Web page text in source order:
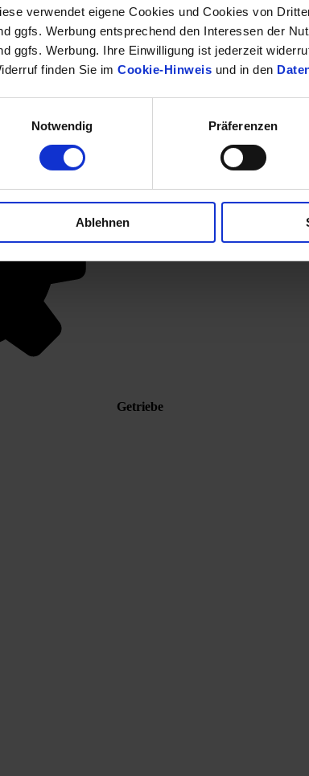
verwendet eigene Cookies und Cookies von
ggfs. Werbung entsprechend den Interessen der
ggfs. Werbung. Ihre Einwilligung ist jederzeit
finden Sie im Cookie-Hinweis und in den
Notwendig
Präferenzen
Ablehnen
Leasingangebote
Versicherungs-Angebot
Getriebe